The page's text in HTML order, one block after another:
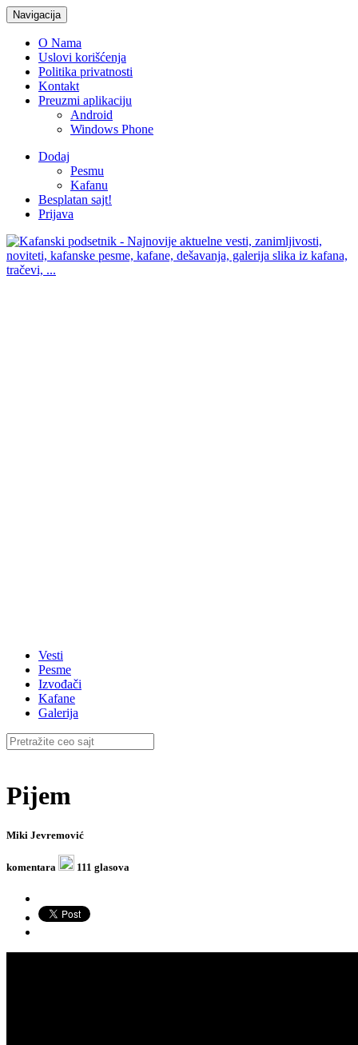
Navigacija
O Nama
Uslovi korišćenja
Politika privatnosti
Kontakt
Preuzmi aplikaciju
Android
Windows Phone
Dodaj
Pesmu
Kafanu
Besplatan sajt!
Prijava
Vesti
Pesme
Izvođači
Kafane
Galerija
Pijem
Miki Jevremović
komentara 111 glasova